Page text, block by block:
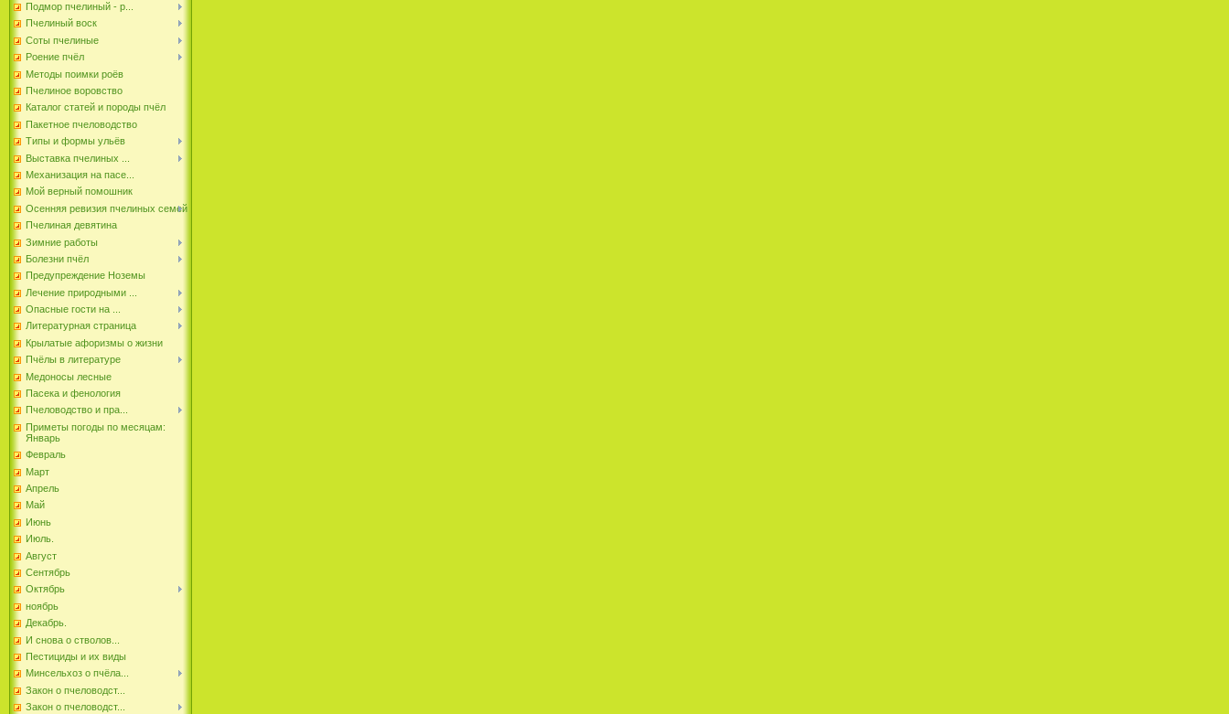
Подмор пчелиный - р...
Пчелиный воск
Соты пчелиные
Роение пчёл
Методы поимки роёв
Пчелиное воровство
Каталог статей и породы пчёл
Пакетное пчеловодство
Типы и формы ульёв
Выставка пчелиных ...
Механизация на пасе...
Мой верный помошник
Осенняя ревизия пчелиных семей
Пчелиная девятина
Зимние работы
Болезни пчёл
Предупреждение Ноземы
Лечение природными ...
Опасные гости на ...
Литературная страница
Крылатые афоризмы о жизни
Пчёлы в литературе
Медоносы лесные
Пасека и фенология
Пчеловодство и пра...
Приметы погоды по месяцам:
Январь
Февраль
Март
Апрель
Май
Июнь
Июль.
Август
Сентябрь
Октябрь
ноябрь
Декабрь.
И снова о стволов...
Пестициды и их виды
Минсельхоз о пчёла...
Закон о пчеловодст...
Закон о пчеловодст...